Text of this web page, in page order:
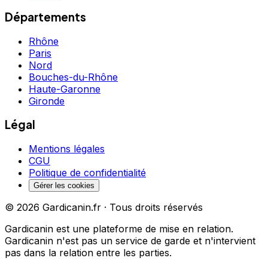
Départements
Rhône
Paris
Nord
Bouches-du-Rhône
Haute-Garonne
Gironde
Légal
Mentions légales
CGU
Politique de confidentialité
Gérer les cookies
© 2026 Gardicanin.fr · Tous droits réservés
Gardicanin est une plateforme de mise en relation.
Gardicanin n'est pas un service de garde et n'intervient
pas dans la relation entre les parties.